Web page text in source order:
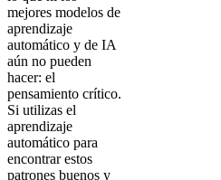
mejores modelos de
aprendizaje
automático y de IA
aún no pueden
hacer: el
pensamiento crítico.
Si utilizas el
aprendizaje
automático para
encontrar estos
patrones buenos y